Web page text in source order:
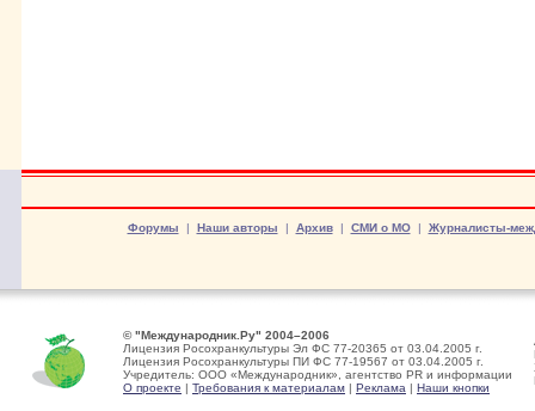
Форумы | Наши авторы | Архив| СМИ о МО| Журналисты-
© "Международник.Ру" 2004–2006
Лицензия Росохранкультуры Эл ФС 77-20365 от 03.04.2005 г.
Лицензия Росохранкультуры ПИ ФС 77-19567 от 03.04.2005 г.
Учредитель: ООО «Международник», агентство PR и информации
О проекте | Требования к материалам | Реклама | Наши кнопки